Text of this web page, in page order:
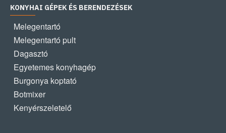
KONYHAI GÉPEK ÉS BERENDEZÉSEK
Melegentartó
Melegentartó pult
Dagasztó
Egyetemes konyhagép
Burgonya koptató
Botmixer
Kenyérszeletelő